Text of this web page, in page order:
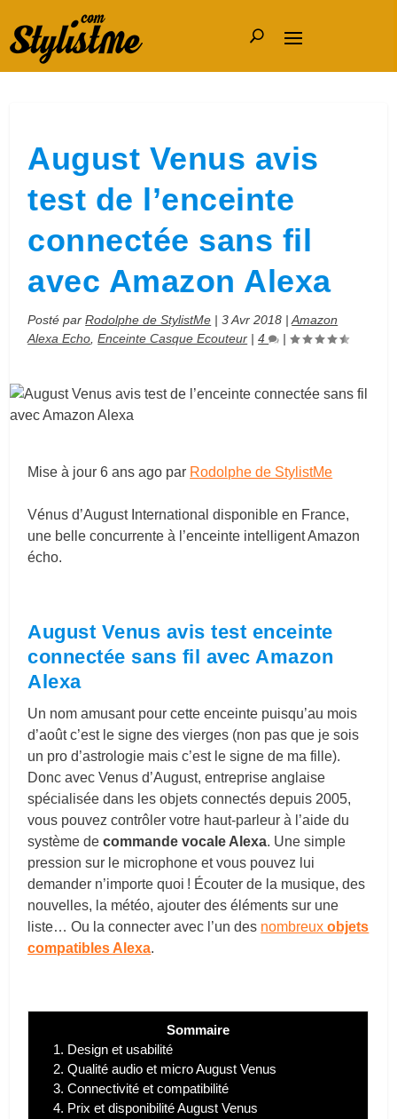
August Venus avis
test de l’enceinte
connectée sans fil
avec Amazon Alexa
Posté parRodolphe de StylistMe |3 Avr 2018 |Amazon
Alexa Echo ,Enceinte Casque Ecouteur |4 |
Mise à jour6 ans ago par Rodolphe de StylistMe
Vénus d’August International disponible en France,
une belle concurrente à l’enceinte intelligent Amazon
écho.
August Venus avis test enceinte
connectée sans fil avec Amazon
Alexa
Un nom amusant pour cette enceinte puisqu’au mois
d’août c’est le signe des vierges (non pas que je sois
un pro d’astrologie mais c’est le signe de ma fille).
Donc avec Venus d’August, entreprise anglaise
spécialisée dans les objets connectés depuis 2005,
vous pouvez contrôler votre haut-parleur à l’aide du
système de commande vocale Alexa. Une simple
pression sur le microphone et vous pouvez lui
demander n’importe quoi ! Écouter de la musique, des
nouvelles, la météo, ajouter des éléments sur une
liste… Ou la connecter avec l’un des nombreuxobjets
compatibles Alexa.
Sommaire
1. Design et usabilité
2. Qualité audio et micro August Venus
3. Connectivité et compatibilité
4. Prix et disponibilité August Venus